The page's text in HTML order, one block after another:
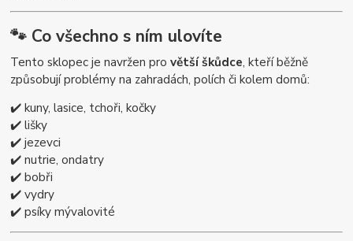
🐾 Co všechno s ním ulovíte
Tento sklopec je navržen provětší škůdce, kteří běžně
způsobují problémy na zahradách, polích či kolem domů:
✔️ kuny, lasice, tchoři, kočky
✔️ lišky
✔️ jezevci
✔️ nutrie, ondatry
✔️ bobři
✔️ vydry
✔️ psíky mývalovité